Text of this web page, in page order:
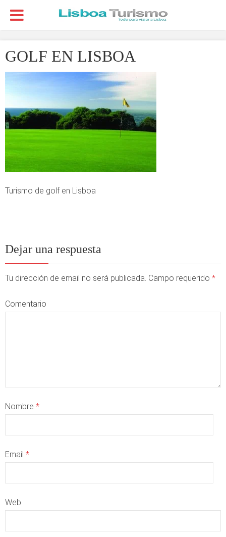
GOLF EN LISBOA
Turismo de golf en Lisboa
Dejar una respuesta
Tu dirección de email no será publicada. Campo requerido *
Comentario
Nombre *
Email *
Web